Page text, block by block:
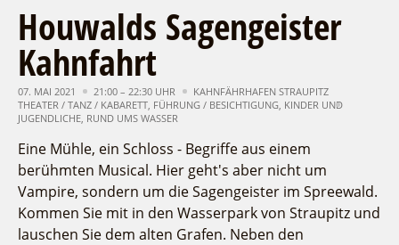
Urlaub im Leichhardt Land
Reisegebiet
Lieblingsorte
Freizeit und Erholung
Auf & im Wasser
Per Rad
Zu Fuß
Aktiverlebnisse
Einkaufen
Sehenswertes
Naturlehrpfad Ludwig Leichhardt
Buchbare Angebote
Individuell
Gruppen
Touristinformationen
Fremdenverkehrsvereine
Unterkünfte finden
Gastgeberverzeichnis
Gastronomie
Camping
Leichhardt“
Spreewälder Seecamping
Campingplatz am Mochowsee
Campingplatz Jessern
Veranstaltungen
Veranstaltungskalender
Veranstaltungshöhepunkte
Houwalds Sagengeister
Kahnfahrt
07. MAI 2021 21:00 – 22:30 UHR
KAHNFÄHRHAFEN STRAUPITZ
THEATER / TANZ / KABARETT, FÜHRUNG / BESICHTIGUNG, KINDER UND
JUGENDLICHE, RUND UMS WASSER
Eine Mühle, ein Schloss - Begriffe aus einem
berühmten Musical. Hier geht's aber nicht um
Vampire, sondern um die Sagengeister im Spreewald.
Kommen Sie mit in den Wasserpark von Straupitz und
lauschen Sie dem alten Grafen. Neben den